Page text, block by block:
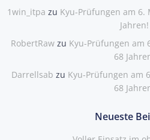
1win_itpa zu Kyu-Prüfungen am 6.
Jahren!
RobertRawzu Kyu-Prüfungen am
68
Darrellsab zu Kyu-Prüfungen am
68
Neueste